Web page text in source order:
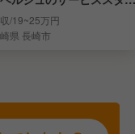
！
/19~25万円
県 長崎市